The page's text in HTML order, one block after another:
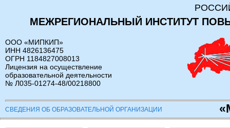
МЕЖРЕГИОНАЛЬНЫЙ ИНСТИТУТ
ООО «МИПКИП»
ИНН 4826136475
ОГРН 1184827008013
Лицензия на осуществление
образовательной деятельности
№ Л035-01274-48/00218800
СВЕДЕНИЯ ОБ ОБРАЗОВАТЕЛЬНОЙ ОРГАНИЗАЦИИ